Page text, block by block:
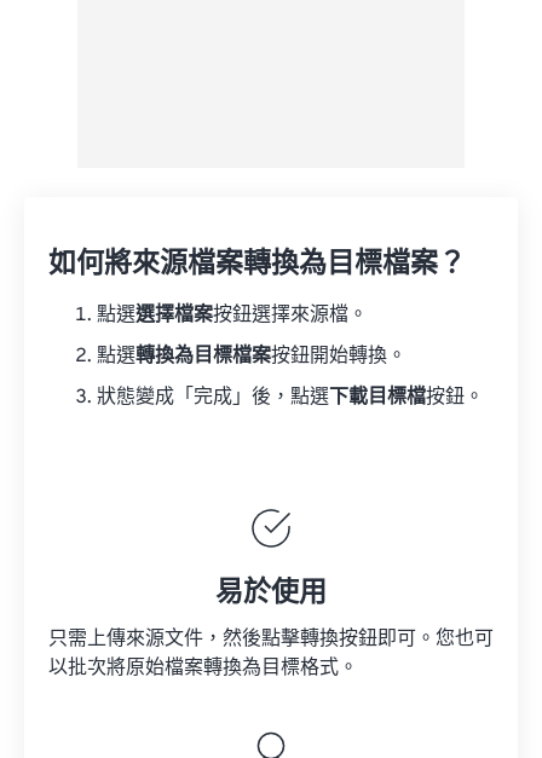
如何將來源檔案轉換為目標檔案？
點選選擇檔案按鈕選擇來源檔。
點選轉換為目標檔案按鈕開始轉換。
狀態變成「完成」後，點選 下載目標檔按鈕。
易於使用
只需上傳來源文件，然後點擊轉換按鈕即可。您也可
以批次將原始檔案轉換為目標格式。